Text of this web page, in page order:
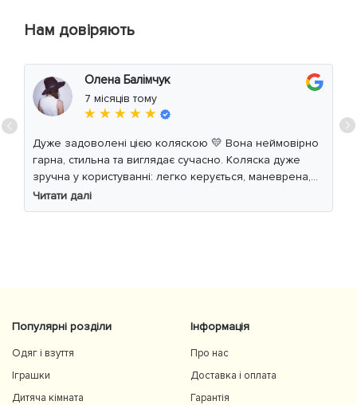
Нам довіряють
Олена Балімчук
7 місяців тому
★ ★ ★ ★ ★
Дуже задоволені цією коляскою 💛 Вона неймовірно
гарна, стильна та виглядає сучасно. Коляска дуже
зручна у користуванні: легко керується, маневрена,
м’який хід навіть по нерівній дорозі. Дитині
комфортно, просторе сидіння та великий капюшон
Читати далі
Популярні розділи
Одяг і взуття
Іграшки
Дитяча кімната
Інформація
Про нас
Доставка і оплата
Гарантія